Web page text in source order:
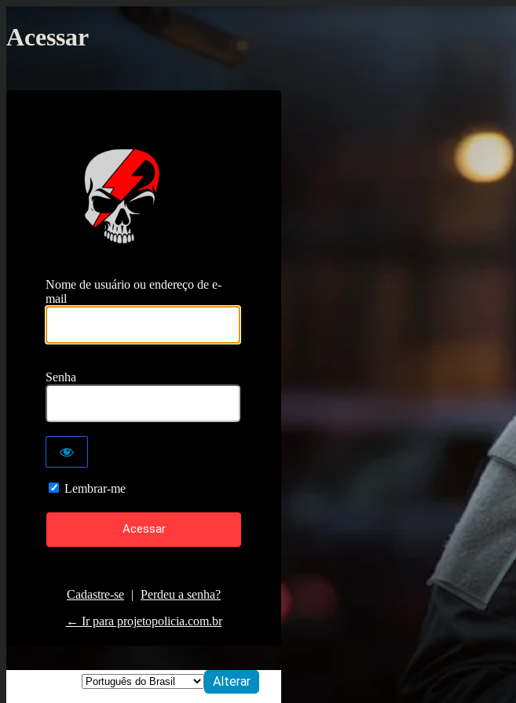
Acessar
https://projetopolicia.com.br
Nome de usuário ou endereço de e-
mail
Senha
Lembrar-me
Cadastre-se | Perdeu a senha?
← Ir para projetopolicia.com.br